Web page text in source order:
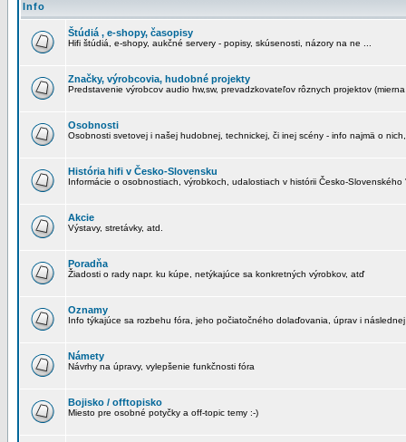
Info
Štúdiá , e-shopy, časopisy
Hifi štúdiá, e-shopy, aukčné servery - popisy, skúsenosti, názory na ne ...
Značky, výrobcovia, hudobné projekty
Predstavenie výrobcov audio hw,sw, prevadzkovateľov rôznych projektov
Osobnosti
Osobnosti svetovej i našej hudobnej, technickej, či inej scény - info najmä o
História hifi v Česko-Slovensku
Informácie o osobnostiach, výrobkoch, udalostiach v histórii Česko-Slovenského
Akcie
Výstavy, stretávky, atd.
Poradňa
Žiadosti o rady napr. ku kúpe, netýkajúce sa konkretných výrobkov, atď
Oznamy
Info týkajúce sa rozbehu fóra, jeho počiatočného dolaďovania, úprav i
Námety
Návrhy na úpravy, vylepšenie funkčnosti fóra
Bojisko / offtopisko
Miesto pre osobné potyčky a off-topic temy :-)